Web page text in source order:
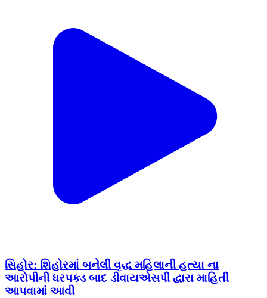
સિહોર: શિહોરમાં બનેલી વૃદ્ધ મહિલાની હત્યા ના
આરોપીની ધરપકડ બાદ ડીવાયએસપી દ્વારા માહિતી
આપવામાં આવી